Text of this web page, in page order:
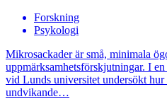
Forskning
Psykologi
Mikrosackader är små, minimala
uppmärksamhetsförskjutningar. I
vid Lunds universitet undersökt hur
undvikande…